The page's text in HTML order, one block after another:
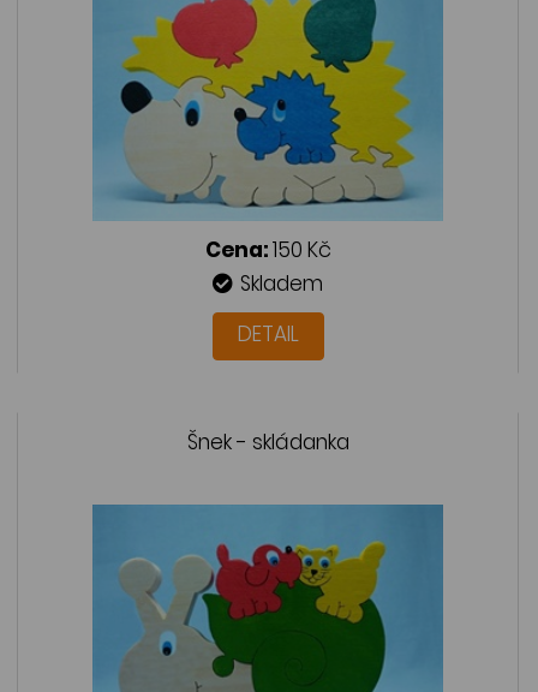
Cena:150 Kč
Skladem
DETAIL
Šnek - skládanka